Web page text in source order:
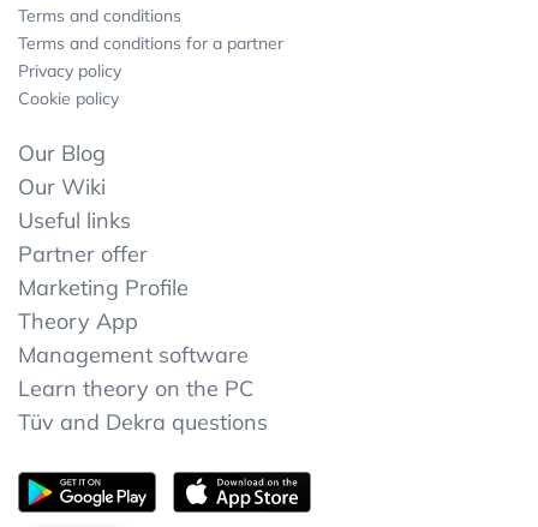
Terms and conditions
Terms and conditions for a partner
Privacy policy
Cookie policy
Our Blog
Our Wiki
Useful links
Partner offer
Marketing Profile
Theory App
Management software
Learn theory on the PC
Tüv and Dekra questions